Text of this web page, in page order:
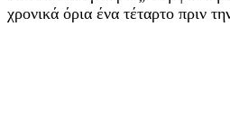
χρονικά όρια ένα τέταρτο πριν